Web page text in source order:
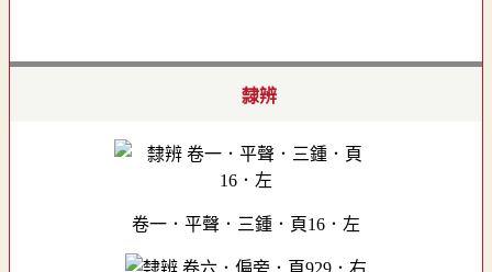
隸辨
卷一．平聲．三鍾．頁16．左